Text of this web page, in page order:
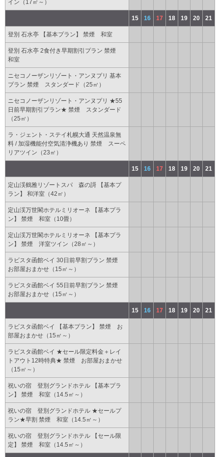
イン（17㎡～）
15 16 17 18 19 20 21
登別 石水亭 【基本プラン】 禁煙 和室
登別 石水亭 2食付き早期割引プラン 禁煙
和室
ニセコノーザンリゾート・アンヌプリ 基本
プラン 禁煙 スタンダード（25㎡）
ニセコノーザンリゾート・アンヌプリ ★55
日前早期割引プラン★ 禁煙 スタンダード
（25㎡）
ラ・ジェント・ステイ札幌大通 天然温泉無
料 / 加湿機能付空気清浄機あり 禁煙 スーペ
リアツイン（23㎡）
15 16 17 18 19 20 21
定山渓鶴雅リゾートスパ 森の謌 【基本プ
ラン】 和洋室（42㎡）
定山渓万世閣ホテルミリオーネ 【基本プラ
ン】 禁煙 和室（10畳）
定山渓万世閣ホテルミリオーネ 【基本プラ
ン】 禁煙 洋室ツイン（28㎡～）
ラビスタ函館ベイ 30日前早割プラン 禁煙
お部屋おまかせ（15㎡～）
ラビスタ函館ベイ 55日前早割プラン 禁煙
お部屋おまかせ（15㎡～）
15 16 17 18 19 20 21
ラビスタ函館ベイ 【基本プラン】 禁煙 お
部屋おまかせ（15㎡～）
ラビスタ函館ベイ ★セール限定料金＋レイ
トアウト12時特典★ 禁煙 お部屋おまかせ
（15㎡～）
祝いの宿 登別グランドホテル 【基本プラ
ン】 禁煙 和室（14.5㎡～）
祝いの宿 登別グランドホテル ★セールプ
ラン★早割 禁煙 和室（14.5㎡～）
祝いの宿 登別グランドホテル 【セール限
定】 禁煙 和室（14.5㎡～）